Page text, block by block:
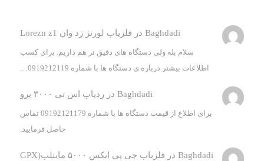
Baghdadi در فلزیاب لورنز زد وان Lorezn z1
سلام بله ولی دستگاه های دقیق تر هم داریم. برای کسب
اطلاعات بیشتر درباره ی دستگاه ها با شماره 0919212119…
Baghdadi درردیاب اس تی ۳۰۰۰ پرو
برای اطلاع از قیمت دستگاه ها با شماره 09192121179 تماس
حاصل فرمایید.
Baghdadi در
فلزیاب جی پی ایکس ۵۰۰۰ ماینلب(GPX